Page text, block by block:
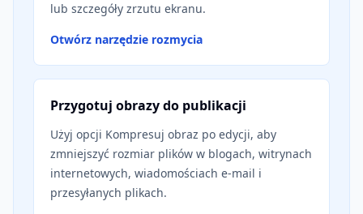
lub szczegóły zrzutu ekranu.
Otwórz narzędzie rozmycia
Przygotuj obrazy do publikacji
Użyj opcji Kompresuj obraz po edycji, aby
zmniejszyć rozmiar plików w blogach, witrynach
internetowych, wiadomościach e-mail i
przesyłanych plikach.